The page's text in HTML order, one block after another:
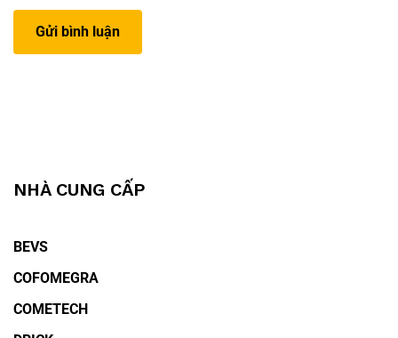
NHÀ CUNG CẤP
BEVS
COFOMEGRA
COMETECH